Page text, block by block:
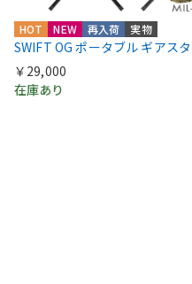
HOT NEW 再入荷 実物
SWIFT OG ポータブル ギアス
￥29,000
在庫あり